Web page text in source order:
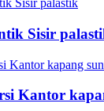
Sisir
Kantor